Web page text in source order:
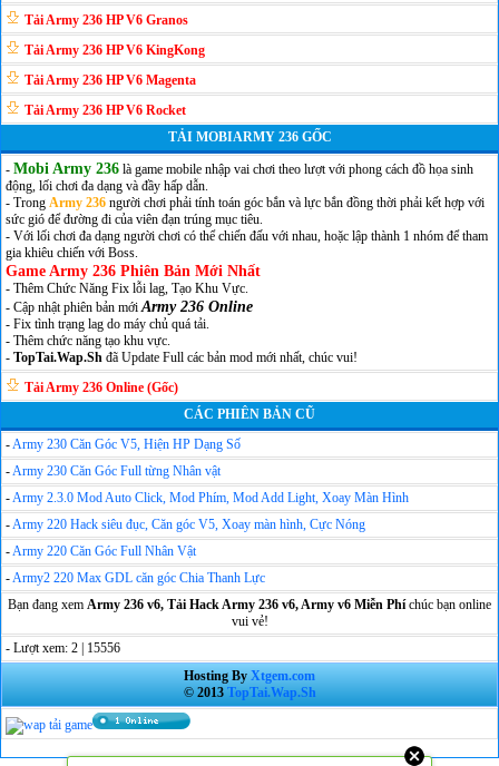
Tải Army 236 HP V6 Granos
Tải Army 236 HP V6 KingKong
Tải Army 236 HP V6 Magenta
Tải Army 236 HP V6 Rocket
TẢI MOBIARMY 236 GỐC
- Mobi Army 236 là game mobile nhập vai chơi theo lượt với phong cách đồ họa sinh
động, lối chơi đa dạng và đầy hấp dẫn.
- Trong Army 236 người chơi phải tính toán góc bắn và lực bắn đồng thời phải kết hợp với
sức gió để đường đi của viên đạn trúng mục tiêu.
- Với lối chơi đa dạng người chơi có thể chiến đấu với nhau, hoặc lập thành 1 nhóm để tham
gia khiêu chiến với Boss.
Game Army 236 Phiên Bản Mới Nhất
- Thêm Chức Năng Fix lỗi lag, Tạo Khu Vực.
- Cập nhật phiên bản mớiArmy 236 Online
- Fix tình trạng lag do máy chủ quá tải.
- Thêm chức năng tạo khu vực.
- TopTai.Wap.Sh đã Update Full các bản mod mới nhất, chúc vui!
Tải Army 236 Online (Gốc)
CÁC PHIÊN BẢN CŨ
-Army 230 Căn Góc V5, Hiện HP Dạng Số
-Army 230 Căn Góc Full từng Nhân vật
-Army 2.3.0 Mod Auto Click, Mod Phím, Mod Add Light, Xoay Màn Hình
-Army 220 Hack siêu đục, Căn góc V5, Xoay màn hình, Cực Nóng
-Army 220 Căn Góc Full Nhân Vật
-Army2 220 Max GDL căn góc Chia Thanh Lực
Bạn đang xem Army 236 v6, Tải Hack Army 236 v6, Army v6 Miễn Phíchúc bạn online
vui vẻ!
- Lượt xem: 2 | 15556
Hosting By Xtgem.com
© 2013 TopTai.Wap.Sh